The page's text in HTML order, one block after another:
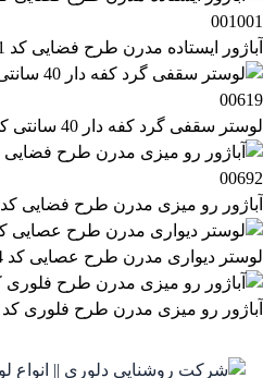
آباژور ایستاده مدرن طرح فضایی کد 001001
لوستر سقفی گرد کفه دار 40 سانتی کد 00619
آباژور رو میزی مدرن طرح فضایی کد 00692
لوستر دیواری مدرن طرح عصایی کد 00704
آباژور رو میزی مدرن طرح فلوری کد 00695